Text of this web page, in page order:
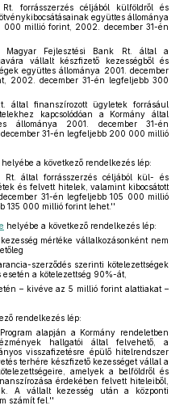
forrásszerzés céljából külföldről és
együttes állománya
millió forint, 2002. december 31-én
Magyar Fejlesztési Bank Rt. által a
vállalt készfizető kezességből és
együttes állománya 2001. december
2002. december 31-én legfeljebb 300
által finanszírozott ügyletek forrásául
kapcsolódóan a Kormány által
állománya 2001. december 31-én
31-én legfeljebb 200 000 millió
helyébe a következő rendelkezés lép:
Rt. által forrásszerzés céljából kül- és
és felvett hitelek, valamint kibocsátott
31-én legfeljebb 105 000 millió
135 000 millió forint lehet.''
helyébe a következő rendelkezés lép:
mértéke vállalkozásonként nem
szerződés szerinti kötelezettségek
a kötelezettség 90%-át,
– kivéve az 5 millió forint alattiakat –
rendelkezés lép:
alapján a Kormány rendeletben
hallgatói által felvehető, a
visszafizetésre épülő hitelrendszer
terhére készfizető kezességet vállal a
amelyek a belföldről és
érdekében felvett hiteleiből,
A vállalt kezesség után a központi
számít fel.''